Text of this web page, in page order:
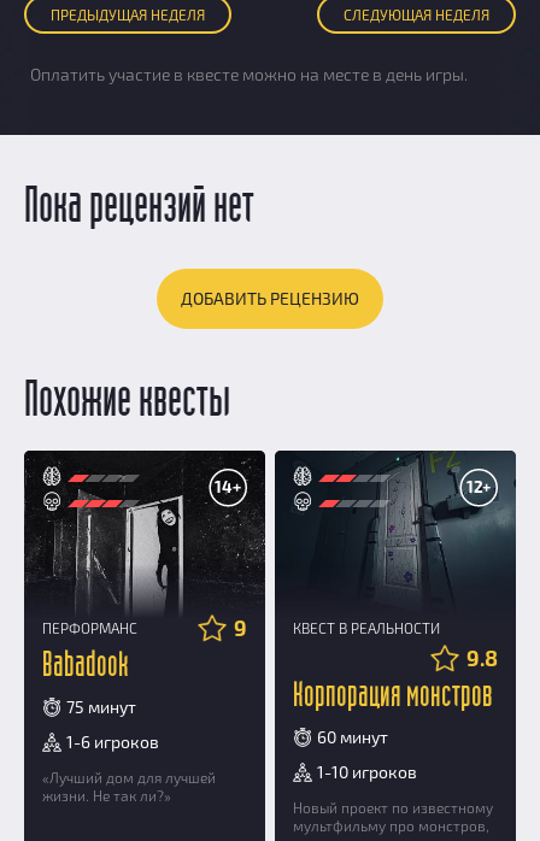
ПРЕДЫДУЩАЯ НЕДЕЛЯ СЛЕДУЮЩАЯ НЕДЕЛЯ
Оплатить участие в квесте можно на месте в день игры.
Пока рецензий нет
ДОБАВИТЬ РЕЦЕНЗИЮ
Похожие квесты
14+
ПЕРФОРМАНС 9
Babadook
75 минут
1-6 игроков
«Лучший дом для лучшей
жизни. Не так ли?»
12+
КВЕСТ В РЕАЛЬНОСТИ
9.8
Корпорация монстров
60 минут
1-10 игроков
Новый проект по известному
мультфильму про монстров,